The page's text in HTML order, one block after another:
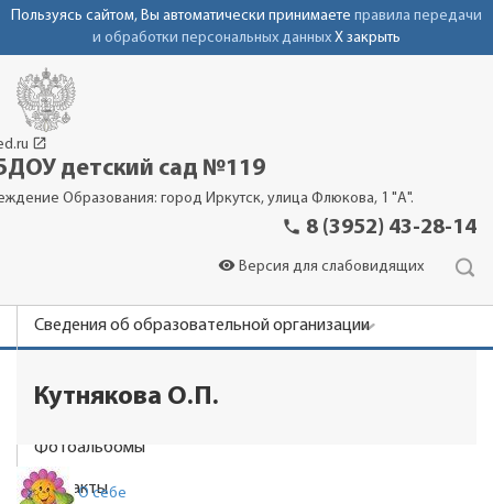
Пользуясь сайтом, Вы автоматически принимаете правила передачи
и обработки персональных данных X закрыть
launch
детский сад №119
Образования: город Иркутск, улица Флюкова, 1 "А".
phone 8 (3952) 43-28-14
visibility Версия для слабовидящих
Сведения об образовательной организации
Родителям
Фотоальбомы
Контакты
Кутнякова О.П.
О себе